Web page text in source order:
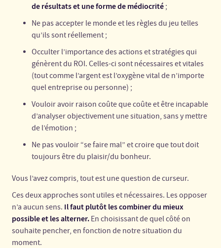
de résultats et une forme de médiocrité ;
Ne pas accepter le monde et les règles du jeu telles
qu’ils sont réellement ;
Occulter l’importance des actions et stratégies qui
génèrent du ROI. Celles-ci sont nécessaires et vitales
(tout comme l’argent est l’oxygène vital de n’importe
quel entreprise ou personne) ;
Vouloir avoir raison coûte que coûte et être incapable
d’analyser objectivement une situation, sans y mettre
de l’émotion ;
Ne pas vouloir “se faire mal” et croire que tout doit
toujours être du plaisir/du bonheur.
Vous l’avez compris, tout est une question de curseur.
Ces deux approches sont utiles et nécessaires. Les opposer
n’a aucun sens. Il faut plutôt les combiner du mieux
possible et les alterner. En choisissant de quel côté on
souhaite pencher, en fonction de notre situation du
moment.